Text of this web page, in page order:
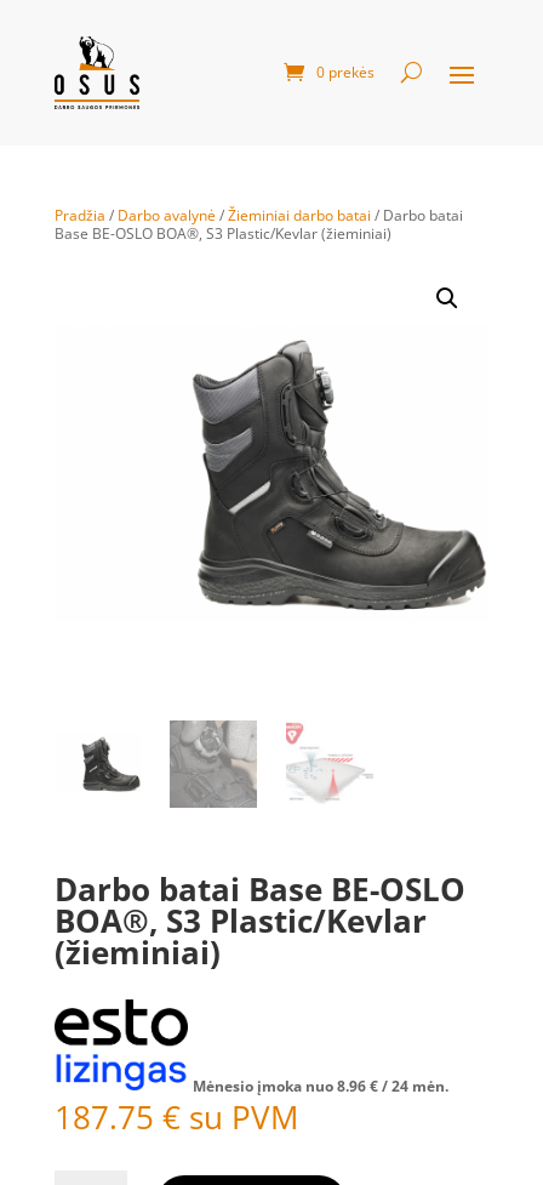
0 prekės
Pradžia / Darbo avalynė/Žieminiai darbo batai / Darbo batai
Base BE-OSLO BOA®, S3 Plastic/Kevlar (žieminiai)
Darbo batai Base BE-OSLO
BOA®, S3 Plastic/Kevlar
(žieminiai)
Mėnesio įmoka nuo8.96€/ 24 mėn.
187.75 € su PVM